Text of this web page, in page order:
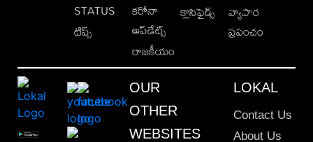
STATUS
టిప్స్
కరోనా
అప్‌డేట్స్
రాజకీయం
క్లాసిఫైడ్స్
వ్యాపార
ప్రపంచం
OUR
OTHER
WEBSITES
LOKAL
Contact Us
About Us